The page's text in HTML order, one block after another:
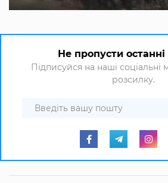
Не пропусти
Підписуйся на наші соціальні
розсилку.